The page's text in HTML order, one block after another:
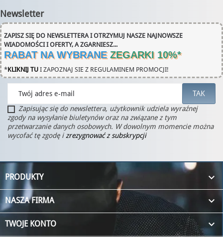
Newsletter
ZAPISZ SIĘ DO NEWSLETTERA I OTRZYMUJ NASZE NAJNOWSZE
WIADOMOŚCI I OFERTY, A ZGARNIESZ...
RABAT NA WYBRANE ZEGARKI 10%*
*KLIKNIJ TU I ZAPOZNAJ SIE Z REGULAMINEM PROMOCJI!
Zapisując się do newslettera, użytkownik udziela wyraźnej
zgody na wysyłanie biuletynów oraz na związane z tym
przetwarzanie danych osobowych. W dowolnym momencie można
wycofać tę zgodę i zrezygnować z subskrypcji
PRODUKTY 
NASZA FIRMA 
TWOJE KONTO 